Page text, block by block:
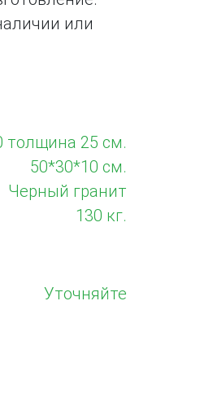
или
толщина 25 см.
50*30*10 см.
Черный гранит
130 кг.
Уточняйте